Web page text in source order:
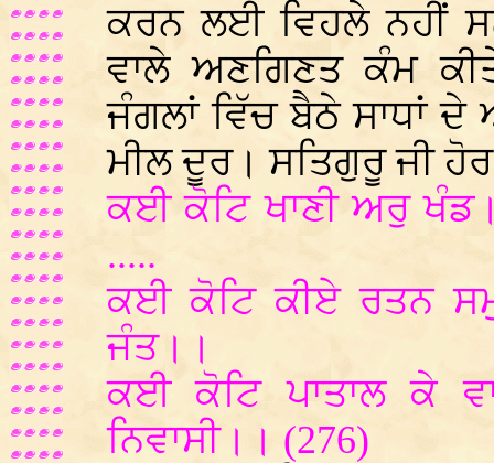
ਕਰਨ ਲਈ ਵਿਹਲੇ ਨਹੀਂ
ਵਾਲੇ ਅਣਗਿਣਤ ਕੰਮ
ਜੰਗਲਾਂ ਵਿੱਚ ਬੈਠੇ ਸਾਧਾਂ
ਮੀਲ ਦੂਰ। ਸਤਿਗੁਰੂ ਜੀ
ਕਈ ਕੋਟਿ ਖਾਣੀ ਅਰੁ
.....
ਕਈ ਕੋਟਿ ਕੀਏ ਰਤਨ
ਜੰਤ।।
ਕਈ ਕੋਟਿ ਪਾਤਾਲ ਕੇ
ਨਿਵਾਸੀ।। (276)